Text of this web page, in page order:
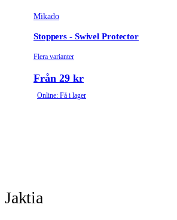
Mikado
Stoppers - Swivel Protector
Flera varianter
Från 29 kr
Online: Få i lager
Jaktia